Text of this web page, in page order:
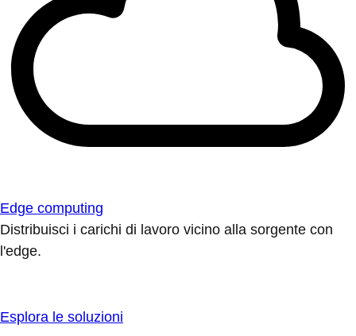
Edge computing
Distribuisci i carichi di lavoro vicino alla sorgente con
l'edge.
Esplora le soluzioni